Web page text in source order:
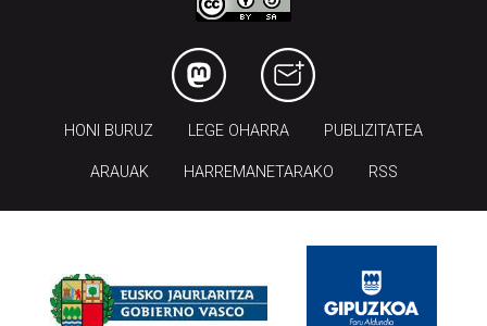
HONI BURUZ LEGE OHARRA PUBLIZITATEA
ARAUAK HARREMANETARAKO RSS